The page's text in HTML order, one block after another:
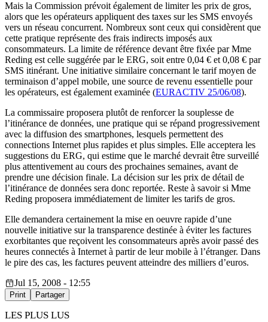
Mais la Commission prévoit également de limiter les prix de gros,
alors que les opérateurs appliquent des taxes sur les SMS envoyés
vers un réseau concurrent. Nombreux sont ceux qui considèrent que
cette pratique représente des frais indirects imposés aux
consommateurs. La limite de référence devant être fixée par Mme
Reding est celle suggérée par le ERG, soit entre 0,04 € et 0,08 € par
SMS itinérant. Une initiative similaire concernant le tarif moyen de
terminaison d’appel mobile, une source de revenu essentielle pour
les opérateurs, est également examinée (EURACTIV 25/06/08).
La commissaire proposera plutôt de renforcer la souplesse de
l’itinérance de données, une pratique qui se répand progressivement
avec la diffusion des smartphones, lesquels permettent des
connections Internet plus rapides et plus simples. Elle acceptera les
suggestions du ERG, qui estime que le marché devrait être surveillé
plus attentivement au cours des prochaines semaines, avant de
prendre une décision finale. La décision sur les prix de détail de
l’itinérance de données sera donc reportée. Reste à savoir si Mme
Reding proposera immédiatement de limiter les tarifs de gros.
Elle demandera certainement la mise en oeuvre rapide d’une
nouvelle initiative sur la transparence destinée à éviter les factures
exorbitantes que reçoivent les consommateurs après avoir passé des
heures connectés à Internet à partir de leur mobile à l’étranger. Dans
le pire des cas, les factures peuvent atteindre des milliers d’euros.
Jul 15, 2008 - 12:55
Print Partager
LES PLUS LUS